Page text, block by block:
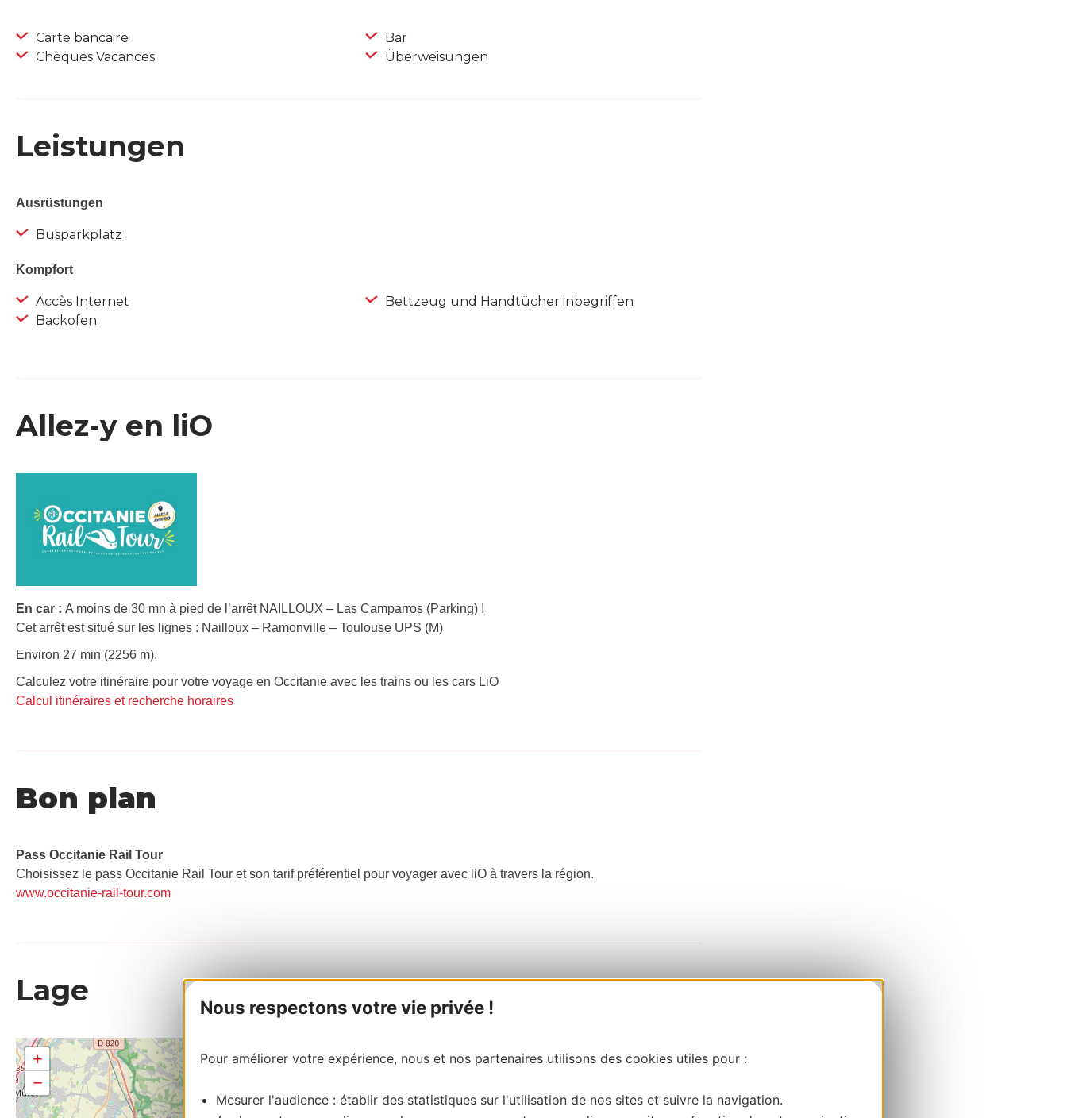
Nous respectons votre vie privée !
Pour améliorer votre expérience, nous et nos partenaires utilisons des cookies utiles pour :
Mesurer l'audience : établir des statistiques sur l'utilisation de nos sites et suivre la navigation.
Carte bancaire
Chèques Vacances
Bar
Überweisungen
Leistungen
Ausrüstungen
Busparkplatz
Kompfort
Accès Internet
Backofen
Bettzeug und Handtücher inbegriffen
Allez-y en liO
En car : A moins de 30 mn à pied de l’arrêt NAILLOUX – Las Camparros (Parking) !
Cet arrêt est situé sur les lignes : Nailloux – Ramonville – Toulouse UPS (M)
Environ 27 min (2256 m).
Calculez votre itinéraire pour votre voyage en Occitanie avec les trains ou les cars LiO
Calcul itinéraires et recherche horaires
Bon plan
Pass Occitanie Rail Tour​
Choisissez le pass Occitanie Rail Tour et son tarif préférentiel pour voyager avec liO à travers la région.
www.occitanie-rail-tour.com
Lage
+
−